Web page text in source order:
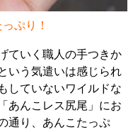
ぷり！
ていく職人の手つきか
いう気遣いは感じられ
していないワイルドな
あんこレス尻尾」にお
通り、あんこたっぷ